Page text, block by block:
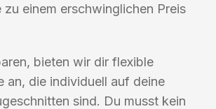
zu einem erschwinglichen Preis
bieten wir dir flexible
an, die individuell auf deine
sind. Du musst kein